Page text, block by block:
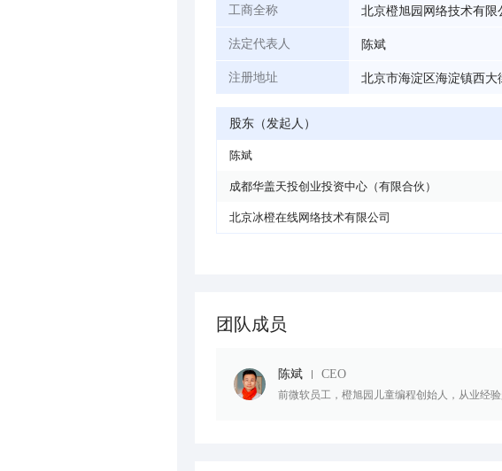
工商全称 北京橙旭园网络技术有限
法定代表人 陈斌
注册地址 北京市海淀区海淀镇西
股东（发起人）
陈斌
成都华盖天投创业投资中心（有限合伙）
北京冰橙在线网络技术有限公司
团队成员
陈斌 CEO
前微软员工，橙旭园儿童编程创始人，从业经